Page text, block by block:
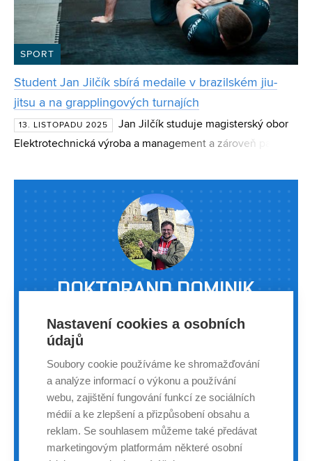
SPORT
Student Jan Jilčík sbírá medaile v brazilském jiu-
jitsu a na grapplingových turnajích
13. LISTOPADU 2025
Jan Jilčík studuje magisterský obor
Elektrotechnická výroba a management a zároveň patří
77 kg) v brazilském jiu-jitsu. Za poslední půlrok zí
DOKTORAND DOMINIK
VESELÝ ZÍSKAL DÍKY STÁŽI V
OXFORDU NOVÝ POHLED NA
VÝZKUM
ZÁPISNÍK | DOMINIK VESELÝ | 31. KVĚTNA 2024
Doktorand Ústavu chemie a technologie ochrany
životního prostředí Fakulty chemické VUT Dominik
Nastavení cookies a osobních
údajů
Soubory cookie používáme ke shromažďování
a analýze informací o výkonu a používání
webu, zajištění fungování funkcí ze sociálních
médií a ke zlepšení a přizpůsobení obsahu a
reklam. Se souhlasem můžeme také předávat
marketingovým platformám některé osobní